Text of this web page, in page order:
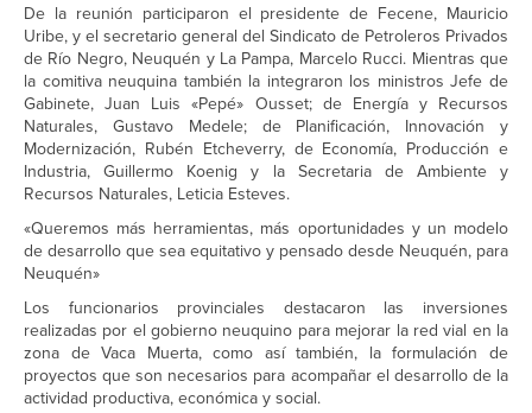
De la reunión participaron el presidente de Fecene, Mauricio
Uribe, y el secretario general del Sindicato de Petroleros Privados
de Río Negro, Neuquén y La Pampa, Marcelo Rucci. Mientras que
la comitiva neuquina también la integraron los ministros Jefe de
Gabinete, Juan Luis «Pepé» Ousset; de Energía y Recursos
Naturales, Gustavo Medele; de Planificación, Innovación y
Modernización, Rubén Etcheverry, de Economía, Producción e
Industria, Guillermo Koenig y la Secretaria de Ambiente y
Recursos Naturales, Leticia Esteves.
«Queremos más herramientas, más oportunidades y un modelo
de desarrollo que sea equitativo y pensado desde Neuquén, para
Neuquén»
Los funcionarios provinciales destacaron las inversiones
realizadas por el gobierno neuquino para mejorar la red vial en la
zona de Vaca Muerta, como así también, la formulación de
proyectos que son necesarios para acompañar el desarrollo de la
actividad productiva, económica y social.